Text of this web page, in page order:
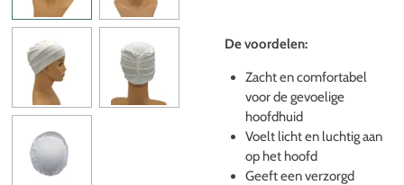
De voordelen:
Zacht en comfortabel
voor de gevoelige
hoofdhuid
Voelt licht en luchtig aan
op het hoofd
Geeft een verzorgd